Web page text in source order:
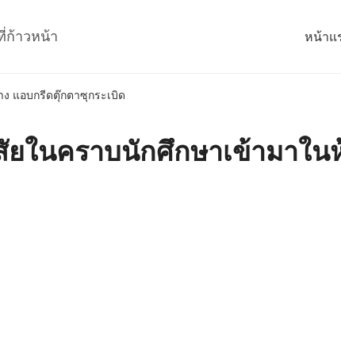
ก้าวหน้า หน้าแ
แอบกรีดตุ๊กตาซุกระเบิด
ในคราบนักศึกษาเข้ามาใ